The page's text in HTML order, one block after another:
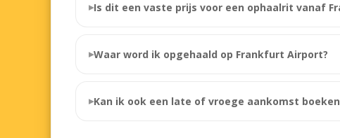
Is dit een vaste prijs voor een ophaalrit vanaf
Waar word ik opgehaald op Frankfurt Airport?
Kan ik ook een late of vroege aankomst